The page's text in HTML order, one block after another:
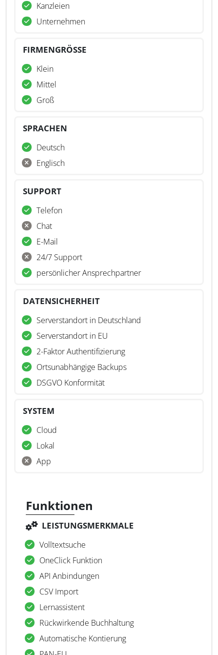
Kanzleien
Unternehmen
FIRMENGRÖSSE
Klein
Mittel
Groß
SPRACHEN
Deutsch
Englisch
SUPPORT
Telefon
Chat
E-Mail
24/7 Support
persönlicher Ansprechpartner
DATENSICHERHEIT
Serverstandort in Deutschland
Serverstandort in EU
2-Faktor Authentifizierung
Ortsunabhängige Backups
DSGVO Konformität
SYSTEM
Cloud
Lokal
App
Funktionen
LEISTUNGSMERKMALE
Volltextsuche
OneClick Funktion
API Anbindungen
CSV Import
Lernassistent
Rückwirkende Buchhaltung
Automatische Kontierung